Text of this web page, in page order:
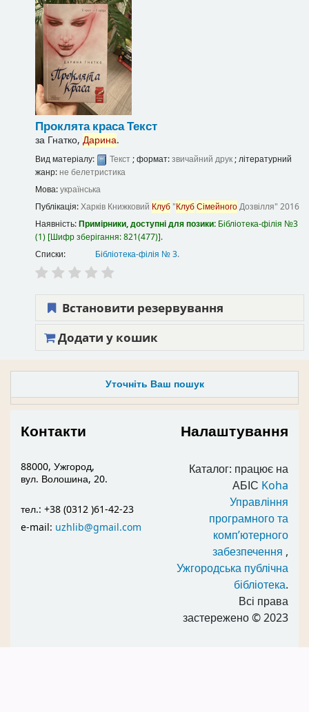
Уточніть Ваш пошук
Проклята красаТекст
за Гнатко, Дарина.
Вид матеріалу: Текст; формат:звичайний друк; літературний
жанр: не белетристика
Мова:українська
Публікація:Харків Книжковий Клуб"КлубСімейногоДозвілля" 2016
Наявність:Примірники, доступні для позики: Бібліотека-філія №3
(1) Шифр зберігання:821(477) .
Списки:
Бібліотека-філія № 3.
Встановити резервування
Додати у кошик
Контакти
88000, Ужгород,
вул. Волошина, 20.
тел.: +38 (0312 )61-42-23
e-mail: uzhlib@gmail.com
Налаштування
Каталог: працює на
АБІС Koha
Управління
програмного та
комп’ютерного
забезпечення ,
Ужгородська публічна
бібліотека.
Всі права
застережено© 2023